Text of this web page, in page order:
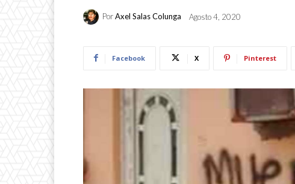
PorAxel Salas Colunga Agosto 4, 2020
Facebook X Pinterest